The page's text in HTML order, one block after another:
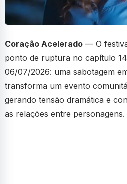
Coração Acelerado — O
ponto de ruptura no capítulo
06/07/2026: uma sabotagem
transforma um evento
gerando tensão dramática e
as relações entre personagens.